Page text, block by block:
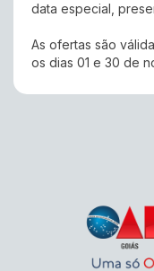
data especial,
As ofertas são
os dias 01 e 30 de